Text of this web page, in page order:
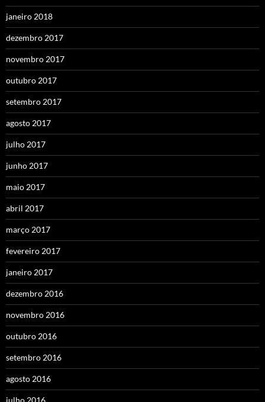
janeiro 2018
dezembro 2017
novembro 2017
outubro 2017
setembro 2017
agosto 2017
julho 2017
junho 2017
maio 2017
abril 2017
março 2017
fevereiro 2017
janeiro 2017
dezembro 2016
novembro 2016
outubro 2016
setembro 2016
agosto 2016
julho 2016